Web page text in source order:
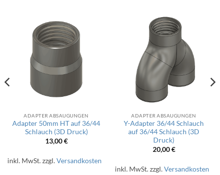
ADAPTER ABSAUGUNGEN
Adapter 50mm HT auf 36/44
Schlauch (3D Druck)
13,00€
inkl. MwSt.zzgl.Versandkosten
ADAPTER ABSAUGUNGEN
Y-Adapter 36/44 Schlauch
auf 36/44 Schlauch (3D
Druck)
20,00€
inkl. MwSt.zzgl.Versandkosten